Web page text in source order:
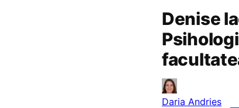
Denise
Daria Andries